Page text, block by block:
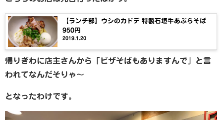
【ランチ部】ウシのカドデ 特製石垣牛あぶらそば
950円
2019.1.20
帰りぎわに店主さんから「ピザそばもありますんで」と言
われてなんだそりゃ〜
となったわけです。